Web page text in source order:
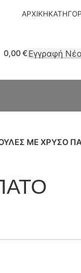
ΑΡΧΙΚΗ
0,00€Εγγραφή
ΜΕ ΧΡΥΣΟ